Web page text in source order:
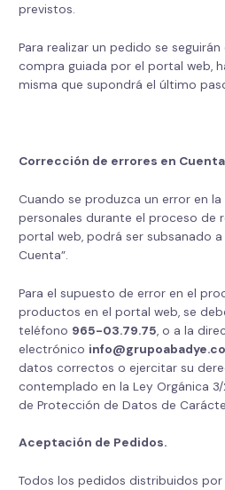
previstos.
Para realizar un pedido se
compra guiada por el portal web,
misma que supondrá el último
Corrección de errores en
Cuando se produzca un error en
personales durante el proceso de
portal web, podrá ser subsanado
Cuenta”.
Para el supuesto de error en el
productos en el portal web, se
teléfono 965-03.79.75 , o a la
electrónico
datos correctos o ejercitar su
contemplado en la Ley Orgánica
de Protección de Datos de
Aceptación de Pedidos.
Todos los pedidos distribuidos por